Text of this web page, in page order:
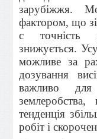
зарубіжжя.
фактором, що
с точність
знижується.
можливе за
дозування
важливо
землеробства,
тенденція
робіт і